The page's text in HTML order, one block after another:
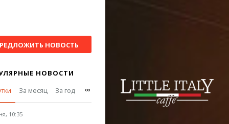
НОВОСТЬ
НОВОСТИ
За месяц За год ∞
10:35